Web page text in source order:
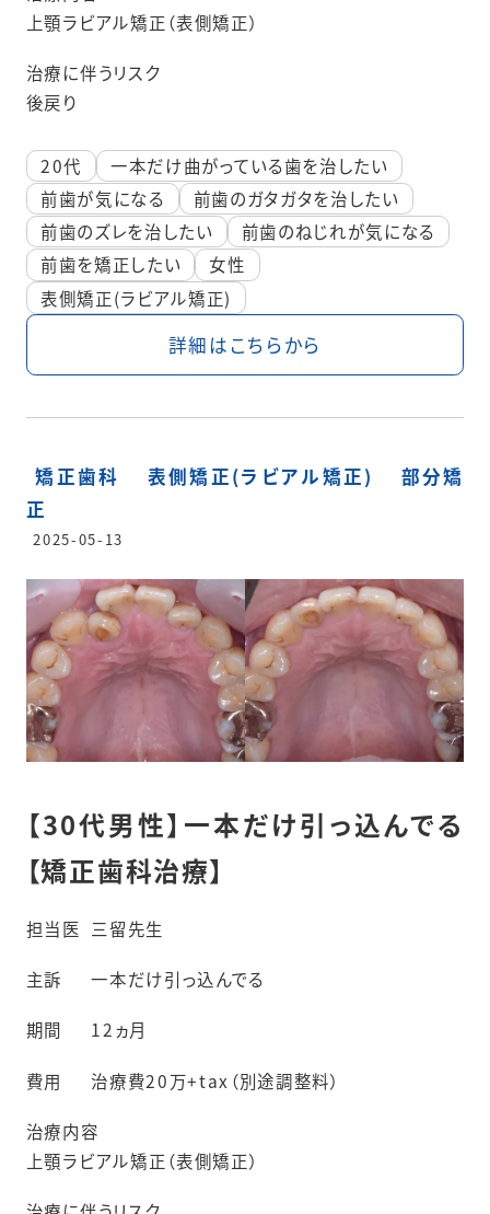
上顎ラビアル矯正（表側矯正）
治療に伴うリスク
後戻り
20代
一本だけ曲がっている歯を治したい
前歯が気になる
前歯のガタガタを治したい
前歯のズレを治したい
前歯のねじれが気になる
前歯を矯正したい
女性
表側矯正(ラビアル矯正)
詳細はこちらから
矯正歯科 表側矯正(ラビアル矯正)
部分矯
正
2025-05-13
【30代男性】一本だけ引っ込んでる
【矯正歯科治療】
担当医 三留先生
主訴 一本だけ引っ込んでる
期間 12ヵ月
費用 治療費20万+tax（別途調整料）
治療内容
上顎ラビアル矯正（表側矯正）